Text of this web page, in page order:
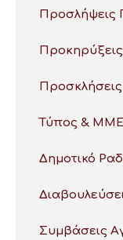
Προσλήψεις
Προκηρύξεις
Τύπος & ΜΜΕ
Δημοτικό
Συμβάσεις